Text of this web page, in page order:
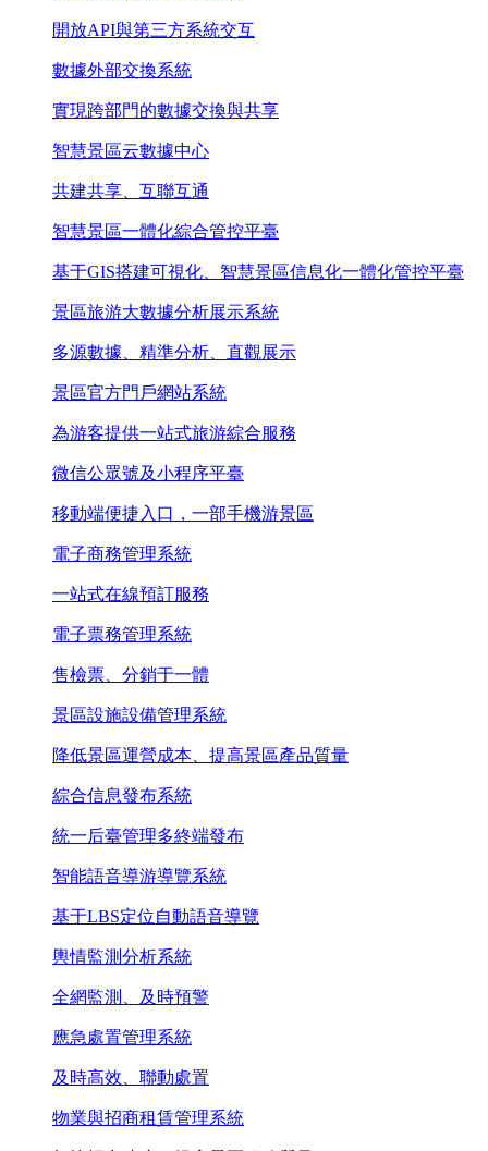
開放API與第三方系統交互
數據外部交換系統
實現跨部門的數據交換與共享
智慧景區云數據中心
共建共享、互聯互通
智慧景區一體化綜合管控平臺
基于GIS搭建可視化、智慧景區信息化一體化管控平臺
景區旅游大數據分析展示系統
多源數據、精準分析、直觀展示
景區官方門戶網站系統
為游客提供一站式旅游綜合服務
微信公眾號及小程序平臺
移動端便捷入口，一部手機游景區
電子商務管理系統
一站式在線預訂服務
電子票務管理系統
售檢票、分銷于一體
景區設施設備管理系統
降低景區運營成本、提高景區產品質量
綜合信息發布系統
統一后臺管理多終端發布
智能語音導游導覽系統
基于LBS定位自動語音導覽
輿情監測分析系統
全網監測、及時預警
應急處置管理系統
及時高效、聯動處置
物業與招商租賃管理系統